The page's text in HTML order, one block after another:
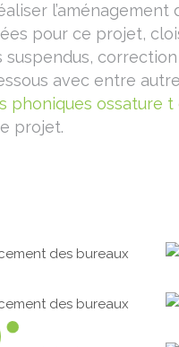
l’aménagement
pour ce projet,
correction
avec entre
phoniques ossature t
projet.